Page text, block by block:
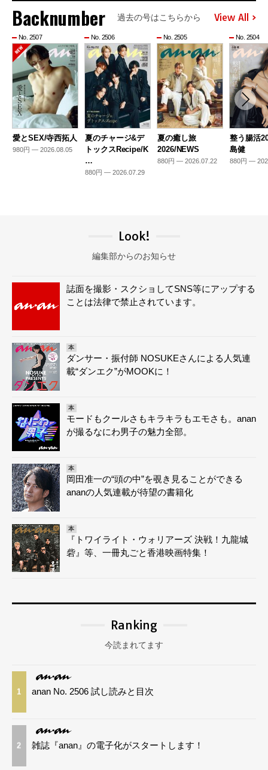
Backnumber 過去の号はこちらから View All
No. 2507
愛とSEX/寺西拓人
980円 — 2026.08.05
No. 2506
夏のチャージ&デ
トックスRecipe/K
…
880円 — 2026.07.29
No. 2505
夏の癒し旅
2026/NEWS
880円 — 2026.07.22
No. 2504
整う腸活
島健
880円 —
Look!
編集部からのお知らせ
誌面を撮影・スクショしてSNS等にアップする
ことは法律で禁止されています。
本
ダンサー・振付師 NOSUKEさんによる人気連
載“ダンエク”がMOOKに！
本
モードもクールさもキラキラもエモさも。anan
が撮るなにわ男子の魅力全部。
本
岡田准一の“頭の中”を覗き見ることができる
ananの人気連載が待望の書籍化
本
『トワイライト・ウォリアーズ 決戦！九龍城
砦』等、一冊丸ごと香港映画特集！
Ranking
今読まれてます
1 anan No. 2506 試し読みと目次
2 雑誌『anan』の電子化がスタートします！